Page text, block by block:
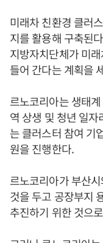
미래차 친환경 클러
지를 활용해 구축된
지방자치단체가 미
들어 간다는 계획을
르노코리아는 생태
역 상생 및 청년 일
는 클러스터 참여 기
원을 진행한다.
르노코리아가 부산
것을 두고 공장부지
추진하기 위한 것으